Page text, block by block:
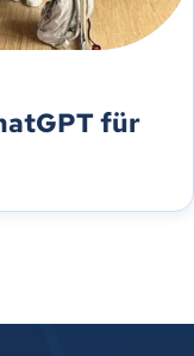
für